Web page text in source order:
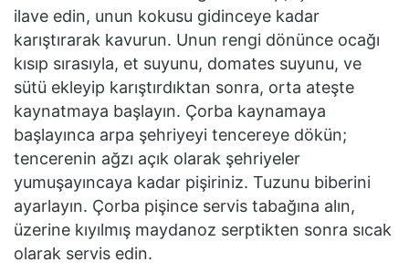
ilave edin, unun kokusu gidinceye kadar
karıştırarak kavurun. Unun rengi dönünce ocağı
kısıp sırasıyla, et suyunu, domates suyunu, ve
sütü ekleyip karıştırdıktan sonra, orta ateşte
kaynatmaya başlayın. Çorba kaynamaya
başlayınca arpa şehriyeyi tencereye dökün;
tencerenin ağzı açık olarak şehriyeler
yumuşayıncaya kadar pişiriniz. Tuzunu biberini
ayarlayın. Çorba pişince servis tabağına alın,
üzerine kıyılmış maydanoz serptikten sonra sıcak
olarak servis edin.